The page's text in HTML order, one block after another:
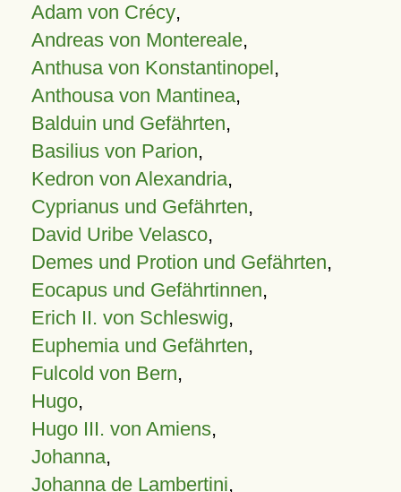
Adam von Crécy,
Andreas von Montereale,
Anthusa von Konstantinopel,
Anthousa von Mantinea,
Balduin und Gefährten,
Basilius von Parion,
Kedron von Alexandria,
Cyprianus und Gefährten,
David Uribe Velasco,
Demes und Protion und Gefährten,
Eocapus und Gefährtinnen,
Erich II. von Schleswig,
Euphemia und Gefährten,
Fulcold von Bern,
Hugo,
Hugo III. von Amiens,
Johanna,
Johanna de Lambertini,